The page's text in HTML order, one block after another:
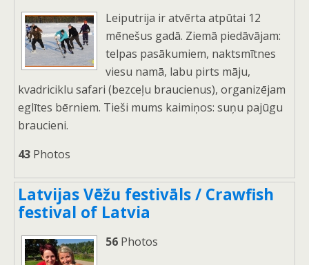
Leiputrija ir atvērta atpūtai 12
mēnešus gadā. Ziemā piedāvājam:
telpas pasākumiem, naktsmītnes
viesu namā, labu pirts māju,
kvadriciklu safari (bezceļu braucienus), organizējam
eglītes bērniem. Tieši mums kaimiņos: suņu pajūgu
braucieni.
43 Photos
Latvijas Vēžu festivāls / Crawfish
festival of Latvia
56 Photos